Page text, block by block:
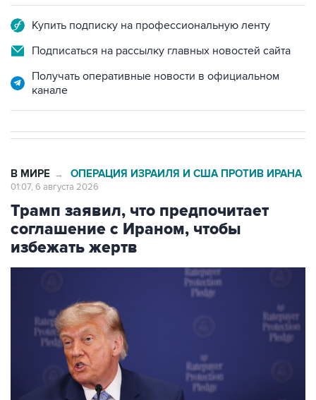
Купить подписку на профессиональную ленту
Подписаться на рассылку главных новостей сайта
Получать оперативные новости в официальном
канале
В МИРЕ → ОПЕРАЦИЯ ИЗРАИЛЯ И США ПРОТИВ ИРАНА
01:07, 6 августа 2026
Трамп заявил, что предпочитает
соглашение с Ираном, чтобы
избежать жертв